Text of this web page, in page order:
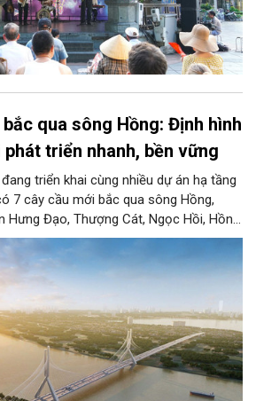
qua sông Hồng: Định hình
triển nhanh, bền vững
triển khai cùng nhiều dự án hạ tầng
7 cây cầu mới bắc qua sông Hồng,
Hưng Đạo, Thượng Cát, Ngọc Hồi, Hồng
7 cây cầu này vừa giải bài toán hạ tầng
thể hiện tầm nhìn chiến lược và cuộc
để định hình tương lai phát triển bền
mới.